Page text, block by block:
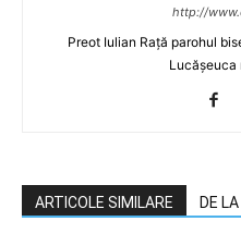
http://
Preot Iulian Rață parohul
Lucășeuca
ARTICOLE SIMILARE DE